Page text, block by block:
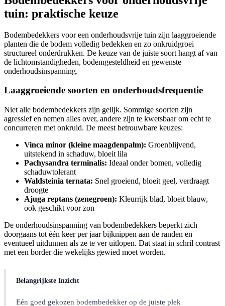
tuin: praktische keuze
Bodembedekkers voor een onderhoudsvrije tuin zijn laaggroeiende
planten die de bodem volledig bedekken en zo onkruidgroei
structureel onderdrukken. De keuze van de juiste soort hangt af van
de lichtomstandigheden, bodemgesteldheid en gewenste
onderhoudsinspanning.
Laaggroeiende soorten en onderhoudsfrequentie
Niet alle bodembedekkers zijn gelijk. Sommige soorten zijn
agressief en nemen alles over, andere zijn te kwetsbaar om echt te
concurreren met onkruid. De meest betrouwbare keuzes:
Vinca minor (kleine maagdenpalm): Groenblijvend,
uitstekend in schaduw, bloeit lila
Pachysandra terminalis: Ideaal onder bomen, volledig
schaduwtolerant
Waldsteinia ternata: Snel groeiend, bloeit geel, verdraagt
droogte
Ajuga reptans (zenegroen): Kleurrijk blad, bloeit blauw,
ook geschikt voor zon
De onderhoudsinspanning van bodembedekkers beperkt zich
doorgaans tot één keer per jaar bijknippen aan de randen en
eventueel uitdunnen als ze te ver uitlopen. Dat staat in schril contrast
met een border die wekelijks gewied moet worden.
Belangrijkste Inzicht
Eén goed gekozen bodembedekker op de juiste plek